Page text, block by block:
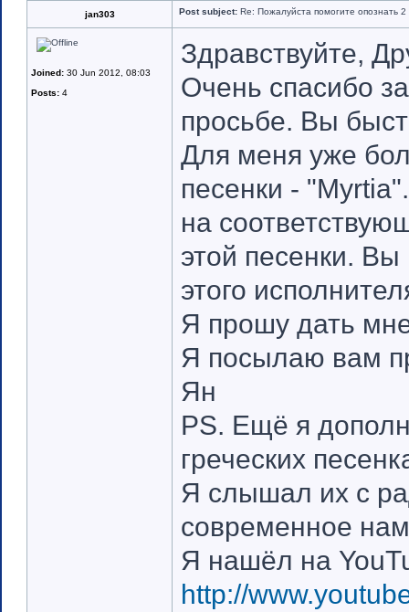
jan303 Post subject: Re: Пожалуйста помогите опознать 2
Joined: 30 Jun 2012, 08:03
Posts: 4
Здравствуйте,
Очень спасибо
просьбе. Вы
Для меня уже
песенки -
на
этой песенки.
этого
Я прошу дать
Я посылаю вам
Ян
PS. Ещё я
греческих
Я слышал их с
современное
Я нашёл на
http://